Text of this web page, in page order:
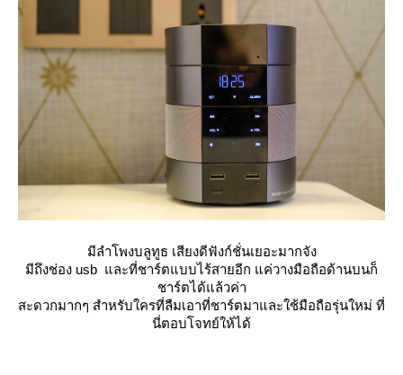
มีลำโพงบลูทูธ เสียงดีฟังก์ชั่นเยอะมากจัง
มีถึงช่อง usb และที่ชาร์ตแบบไร้สายอีก แค่วางมือถือด้านบนก็
ชาร์ตได้แล้วค่า
สะดวกมากๆ สำหรับใครที่ลืมเอาที่ชาร์ตมาและใช้มือถือรุ่นใหม่ ที่
นี่ตอบโจทย์ให้ได้